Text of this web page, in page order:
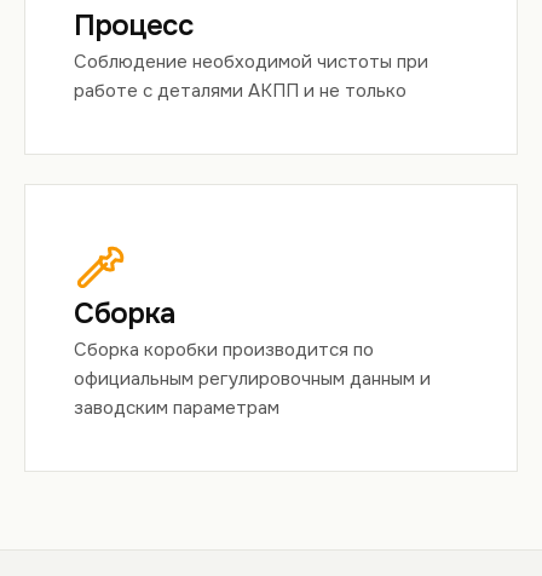
Процесс
Соблюдение необходимой чистоты при
работе с деталями АКПП и не только
Сборка
Сборка коробки производится по
официальным регулировочным данным и
заводским параметрам